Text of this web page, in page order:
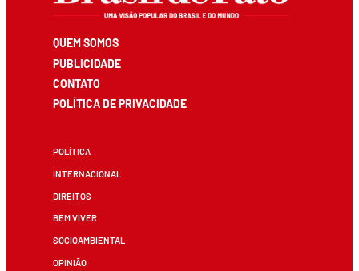
QUEM SOMOS
PUBLICIDADE
CONTATO
POLÍTICA DE PRIVACIDADE
POLÍTICA
INTERNACIONAL
DIREITOS
BEM VIVER
SOCIOAMBIENTAL
OPINIÃO